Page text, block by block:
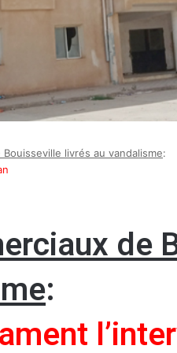
livrés au vandalisme:
de
: